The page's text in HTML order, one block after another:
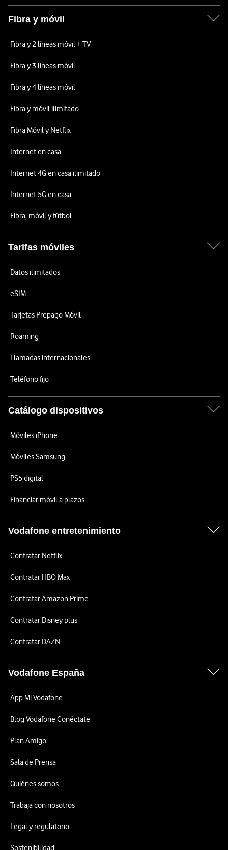
Fibra y móvil
Fibra y 2 líneas móvil + TV
Fibra y 3 líneas móvil
Fibra y 4 líneas móvil
Fibra y móvil ilimitado
Fibra Móvil y Netflix
Internet en casa
Internet 4G en casa ilimitado
Internet 5G en casa
Fibra, móvil y fútbol
Tarifas móviles
Datos ilimitados
eSIM
Tarjetas Prepago Móvil
Roaming
Llamadas internacionales
Teléfono fijo
Catálogo dispositivos
Móviles iPhone
Móviles Samsung
PS5 digital
Financiar móvil a plazos
Vodafone entretenimiento
Contratar Netflix
Contratar HBO Max
Contratar Amazon Prime
Contratar Disney plus
Contratar DAZN
Vodafone España
App Mi Vodafone
Blog Vodafone Conéctate
Plan Amigo
Sala de Prensa
Quiénes somos
Trabaja con nosotros
Legal y regulatorio
Sostenibilidad